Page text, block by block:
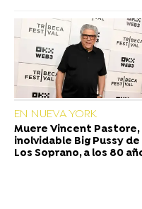
EN NUEVA YORK
Muere Vincent Pastore,
inolvidable Big Pussy de
Los Soprano, a los 80